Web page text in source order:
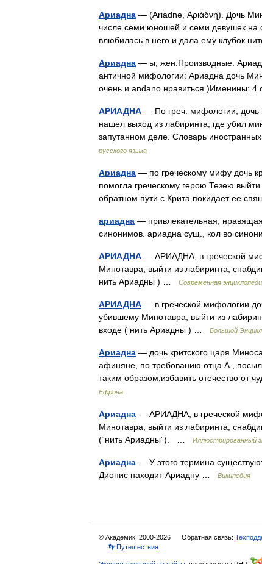
Ариадна — (Ariadne, Αριάδνη). Дочь
числе семи юношей и семи девушек на
влюбилась в него и дала ему клубок
Ариадна — ы, жен.Производные:
античной мифологии: Ариадна дочь
очень и andano нравиться.)Именины:
АРИАДНА — По греч. мифологии, дочь
нашел выход из лабиринта, где убил
запутанном деле. Словарь
русского языка
Ариадна — по греческому мифу дочь
помогла греческому герою Тезею
обратном пути с Крита покидает ее
ариадна — привлекательная,
синонимов. ариадна сущ., кол во
АРИАДНА — АРИАДНА, в греческой
Минотавра, выйти из лабиринта,
нить Ариадны ) …
Современная
АРИАДНА — в греческой мифологии
убившему Минотавра, выйти из
входе ( нить Ариадны ) …
Большой
Ариадна — дочь критского царя
афиняне, по требованию отца А.,
таким образом,избавить отечество
Ефрона
Ариадна — АРИАДНА, в греческой
Минотавра, выйти из лабиринта,
(“нить Ариадны”). …
Иллюстрированный
Ариадна — У этого термина
Дионис находит Ариадну …
Википедия
© Академик, 2000-2026 Обратная связь:
👣 Путешествия